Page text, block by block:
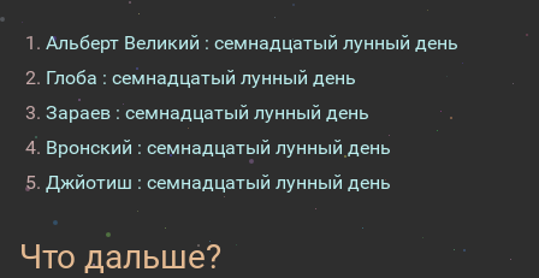
Альберт Великий : семнадцатый лунный день
Глоба : семнадцатый лунный день
Зараев : семнадцатый лунный день
Вронский : семнадцатый лунный день
Джйотиш : семнадцатый лунный день
Что дальше?